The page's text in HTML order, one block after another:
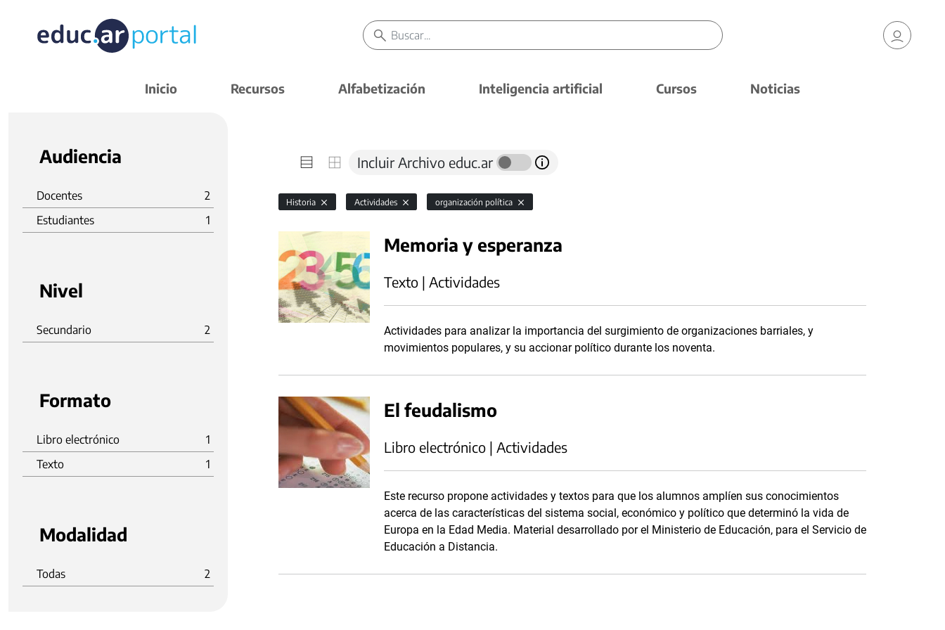
Inicio Recursos Alfabetización Inteligencia artificial Cursos Noticias
Audiencia
Docentes
2
Estudiantes
1
Nivel
Secundario 2
Formato
Libro electrónico
1
Texto
1
Modalidad
Todas 2
Incluir Archivo educ.ar
Historia Actividades organización política
Memoria y esperanza
Texto | Actividades
Actividades para analizar la importancia del surgimiento de organizaciones barriales, y
movimientos populares, y su accionar político durante los noventa.
El feudalismo
Libro electrónico | Actividades
Este recurso propone actividades y textos para que los alumnos amplíen sus conocimientos
acerca de las características del sistema social, económico y político que determinó la vida de
Europa en la Edad Media. Material desarrollado por el Ministerio de Educación, para el Servicio de
Educación a Distancia.